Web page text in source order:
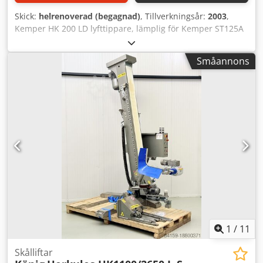
Totalhöjd 2200 mm Angiven bredd 820 mm Angiven djup
810 mm Angiven bredd (övre del) 965 mm Angiven
användbar höjd 1550 mm Konstruktion Rostfritt stål
Mobilitet Mobil enhet på hjul Strömförsörjning Batterier,
utan permanent elanslutning Batterikontroll Kontrollskärm
för laddningsnivå Angiven tillverkargaranti 2 år
Skick: helrenoverad (begagnad), Tillverkningsår: 2003,
Kemper HK 200 LD lyfttippare, lämplig för Kemper ST125A
och President 125A degbunkar Dsdswbtfcspfx Akqjwa
Maximal lyftkapacitet: 1000 kg Totalhöjd: 380 cm Tipphöjd:
cirka 290 cm Tillverkningsår: 2003
Småannons
1 / 11
Skålliftar